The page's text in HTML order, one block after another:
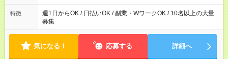
特徴
週1日からOK / 日払いOK / 副業・WワークOK / 10名以上の大量
募集
気になる！ 応募する 詳細へ